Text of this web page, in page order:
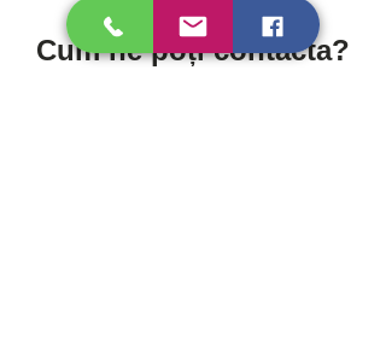
Cum ne poți contacta?